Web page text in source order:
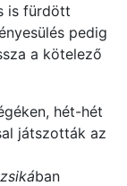
is fürdött
pedig
a kötelező
hét-hét
játszották az
ban